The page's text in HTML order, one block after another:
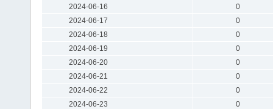
2024-06-16
0
2024-06-17
0
2024-06-18
0
2024-06-19
0
2024-06-20
0
2024-06-21
0
2024-06-22
0
2024-06-23
0